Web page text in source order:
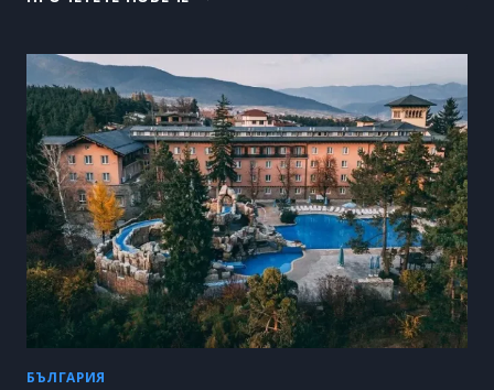
–
ТОП
ОФЕРТИ
ЗА
ХОТЕЛИ,
ХРАНА
И
КУЛТУРА
БЪЛГАРИЯ